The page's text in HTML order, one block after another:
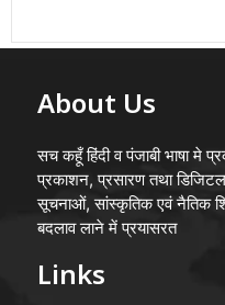
About Us
सच कहूँ हिंदी व पंजाबी भाषा मे
प्रकाशन, प्रसारण तथा
सूचनाओं, सांस्कृतिक एवं नैतिक
बदलाव लाने में प्रयासरत
Links